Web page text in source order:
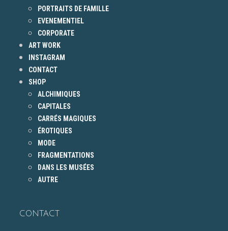
PORTRAITS DE FAMILLE
EVENEMENTIEL
CORPORATE
ART WORK
INSTAGRAM
CONTACT
SHOP
ALCHIMIQUES
CAPITALES
CARRÉS MAGIQUES
ÉROTIQUES
MODE
FRAGMENTATIONS
DANS LES MUSÉES
AUTRE
CONTACT